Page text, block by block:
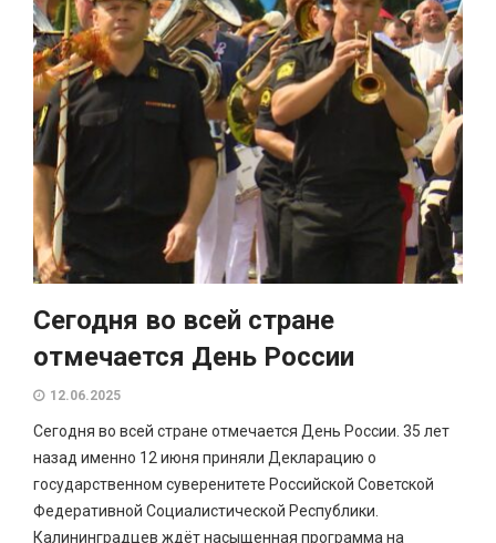
Сегодня во всей стране
отмечается День России
12.06.2025
Сегодня во всей стране отмечается День России. 35 лет
назад именно 12 июня приняли Декларацию о
государственном суверенитете Российской Советской
Федеративной Социалистической Республики.
Калининградцев ждёт насыщенная программа на